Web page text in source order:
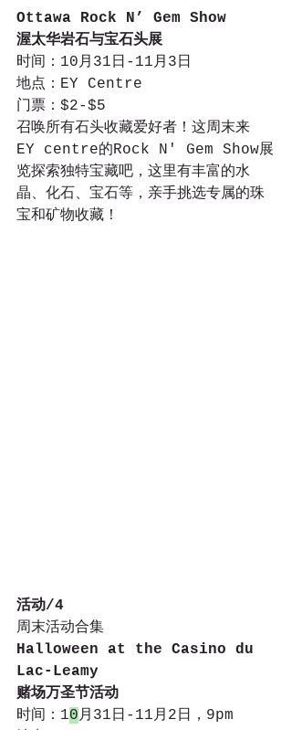
Ottawa Rock N’ Gem Show
渥太华岩石与宝石头展
时间：10月31日-11月3日
地点：EY Centre
门票：$2-$5
召唤所有石头收藏爱好者！这周末来
EY centre的Rock N' Gem Show展
览探索独特宝藏吧，这里有丰富的水
晶、化石、宝石等，亲手挑选专属的珠
宝和矿物收藏！
活动/4
周末活动合集
Halloween at the Casino du
Lac-Leamy
赌场万圣节活动
时间：10月31日-11月2日，9pm